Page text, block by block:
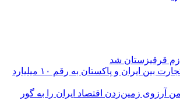
قرقیزستان شد
افزایش حجم تجارت بین ایران و پاکستان به رقم ۱۰ میلیارد
آرزوی زمین‌زدن اقتصاد ایران را به گور